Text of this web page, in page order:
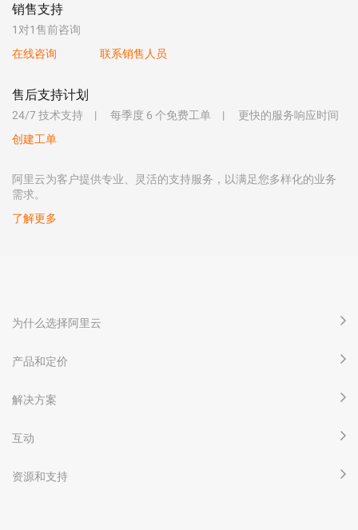
销售支持
1对1售前咨询
在线咨询
联系销售人员
售后支持计划
24/7 技术支持 每季度 6 个免费工单
更快的服务响应时间
创建工单
阿里云为客户提供专业、灵活的支持服务，以满足您多样化的业务
需求。
了解更多
为什么选择阿里云
产品和定价
解决方案
互动
资源和支持